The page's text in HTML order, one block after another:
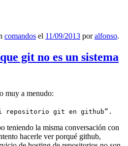
comandos el 11/09/2013 poralfonso.
git no es un sistema
muy a menudo:
repositorio git en github”.
teniendo la misma conversación con
hacerle ver porqué github,